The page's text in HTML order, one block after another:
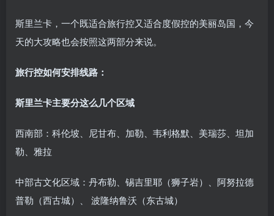
斯里兰卡，一个既适合旅行控又适合度假控的美丽岛国，今
天的大攻略也会按照这两部分来说。
旅行控如何安排线路：
斯里兰卡主要分这么几个区域
西南部：科伦坡、尼甘布、加勒、韦利格默、美瑞莎、坦加
勒、雅拉
中部古文化区域：丹布勒、锡吉里耶（狮子岩）、阿努拉德
普勒（西古城）、 波隆纳鲁沃（东古城）